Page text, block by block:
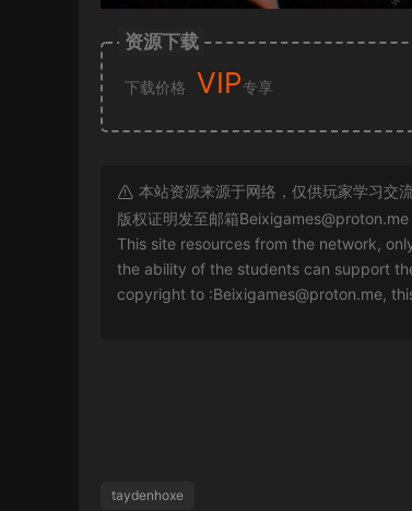
资源下载
下载价格 VIP专享
本站资源来源于网络，仅供玩家学习交
版权证明发至邮箱Beixigames@proton.me
This site resources from the network,
the ability of the students can support
copyright to :Beixigames@proton.me,
taydenhoxe